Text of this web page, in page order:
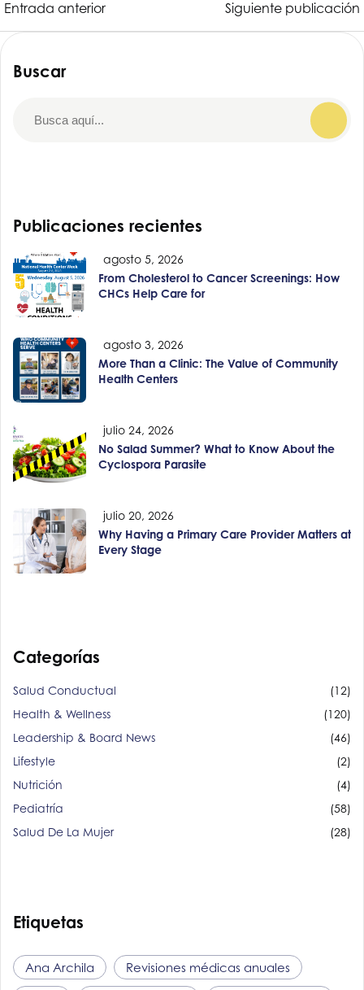
Entrada anterior Siguiente publicación
Buscar
Publicaciones recientes
agosto 5, 2026
From Cholesterol to Cancer Screenings: How
CHCs Help Care for
agosto 3, 2026
More Than a Clinic: The Value of Community
Health Centers
julio 24, 2026
No Salad Summer? What to Know About the
Cyclospora Parasite
julio 20, 2026
Why Having a Primary Care Provider Matters at
Every Stage
Categorías
Salud Conductual
(12)
Health & Wellness
(120)
Leadership & Board News
(46)
Lifestyle
(2)
Nutrición
(4)
Pediatría
(58)
Salud De La Mujer
(28)
Etiquetas
Ana Archila Revisiones médicas anuales